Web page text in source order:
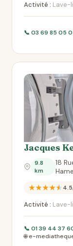
Activité : Lave-
📞 03 69 85 05
Jacques
9.8
km
18
★★★★★
Activité : Lave-
📞 01 39 44 37
🌐 e-